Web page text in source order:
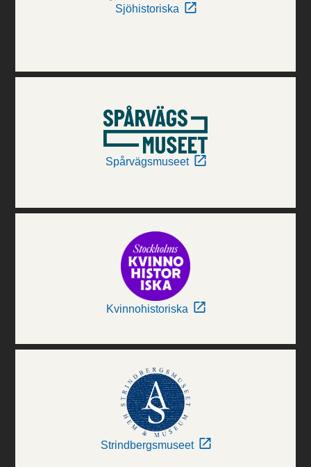
Sjöhistoriska
Spårvägsmuseet
Kvinnohistoriska
Strindbergsmuseet